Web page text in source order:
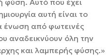
φύση. Αυτό που έχει
αυτή είναι το
ένωση από φωτεινές
αναδεικνύουν όλη την
και λαμπερής φύσης.»